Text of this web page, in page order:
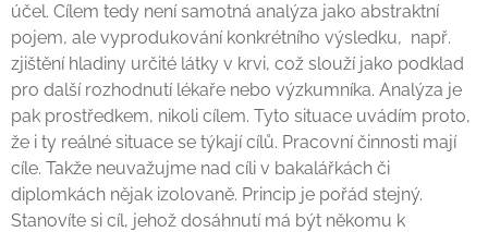
účel. Cílem tedy není samotná analýza jako abstraktní
pojem, ale vyprodukování konkrétního výsledku, např.
zjištění hladiny určité látky v krvi, což slouží jako podklad
pro další rozhodnutí lékaře nebo výzkumníka. Analýza je
pak prostředkem, nikoli cílem. Tyto situace uvádím proto,
že i ty reálné situace se týkají cílů. Pracovní činnosti mají
cíle. Takže neuvažujme nad cíli v bakalářkách či
diplomkách nějak izolovaně. Princip je pořád stejný.
Stanovíte si cíl, jehož dosáhnutí má být někomu k